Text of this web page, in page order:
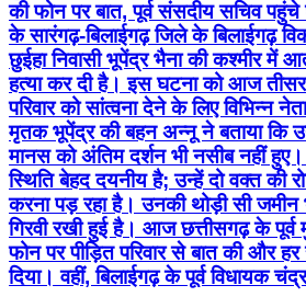
की फोन पर बात, पूर्व संसदीय सचिव पहुंचे
के सारंगढ़-बिलाईगढ़ जिले के बिलाईगढ़
छुईहा निवासी भूपेंद्र भैना की कश्मीर में
हत्या कर दी है। इस घटना को आज तीसरा
परिवार को सांत्वना देने के लिए विभिन्न
मृतक भूपेंद्र की बहन अन्नू ने बताया कि
मानस को अंतिम दर्शन भी नसीब नहीं हुए।
स्थिति बेहद दयनीय है; उन्हें दो वक्त की
करना पड़ रहा है। उनकी थोड़ी सी
गिरवी रखी हुई है। आज छत्तीसगढ़ के
फोन पर पीड़ित परिवार से बात की और
दिया। वहीं, बिलाईगढ़ के पूर्व विधायक